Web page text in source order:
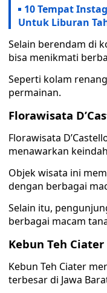
10 Tempat
Untuk Liburan
Selain berendam di
bisa menikmati
Seperti kolam
permainan.
Florawisata
Florawisata
menawarkan
Objek wisata ini
dengan berbagai
Selain itu,
berbagai macam
Kebun Teh Ciater
Kebun Teh Ciater
terbesar di Jawa